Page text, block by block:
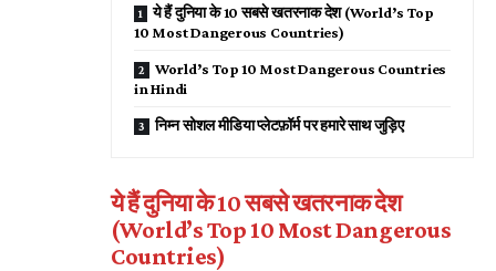
ये हैं दुनिया के 10 सबसे खतरनाक देश (World’s Top
10 Most Dangerous Countries)
World’s Top 10 Most Dangerous Countries
in Hindi
निम्न सोशल मीडिया प्लेटफ़ॉर्म पर हमारे साथ जुड़िए
ये हैं दुनिया के 10 सबसे खतरनाक देश
(World’s Top 10 Most Dangerous
Countries)